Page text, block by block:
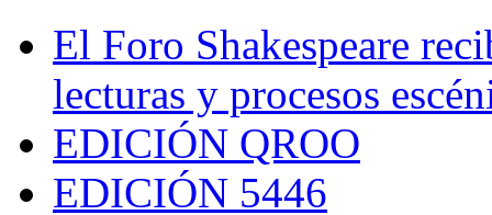
El Foro Shakespeare
lecturas y procesos
EDICIÓN QROO
EDICIÓN 5446